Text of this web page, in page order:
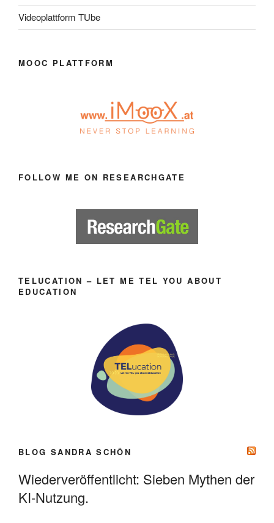
Videoplattform TUbe
MOOC PLATTFORM
FOLLOW ME ON RESEARCHGATE
TELUCATION – LET ME TEL YOU ABOUT
EDUCATION
BLOG SANDRA SCHÖN
Wiederveröffentlicht: Sieben Mythen der
KI-Nutzung.